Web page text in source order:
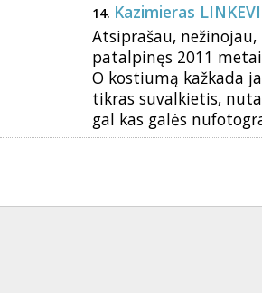
14. Kazimieras
Atsiprašau,
patalpinęs 2011
O kostiumą kažkada
tikras suvalkietis,
gal kas galės